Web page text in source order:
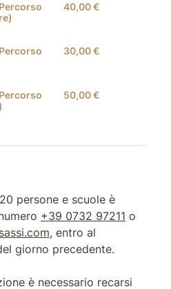
40,00 €
30,00 €
50,00 €
persone e scuole è
+39 0732 97211 o
, entro al
giorno precedente.
è necessario recarsi